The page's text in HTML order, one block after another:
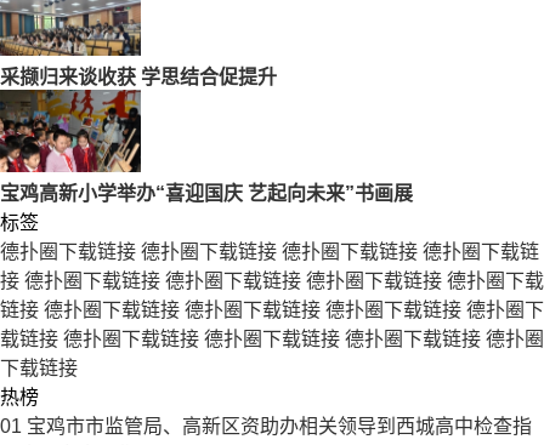
采撷归来谈收获 学思结合促提升
宝鸡高新小学举办“喜迎国庆 艺起向未来”书画展
标签
德扑圈下载链接 德扑圈下载链接 德扑圈下载链接 德扑圈下载链
接 德扑圈下载链接 德扑圈下载链接 德扑圈下载链接 德扑圈下载
链接 德扑圈下载链接 德扑圈下载链接 德扑圈下载链接 德扑圈下
载链接 德扑圈下载链接 德扑圈下载链接 德扑圈下载链接 德扑圈
下载链接
热榜
01 宝鸡市市监管局、高新区资助办相关领导到西城高中检查指